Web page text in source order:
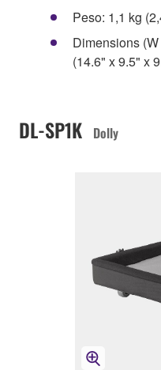
Peso: 1,1 kg
Dimensions
(14.6" x 9.5" x
DL-SP1K Dolly